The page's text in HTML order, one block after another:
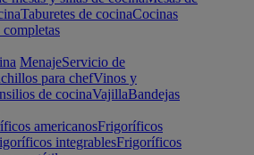
Taburetes de cocinaCocinas
MenajeServicio de
para chefVinos y
de cocinaVajillaBandejas
americanosFrigoríficos
integrablesFrigoríficos